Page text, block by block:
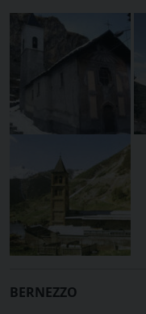
BERNEZZO